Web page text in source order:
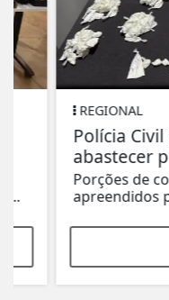
REGIONAL
Polícia Civil
abastecer
Porções de
apreendidos pela